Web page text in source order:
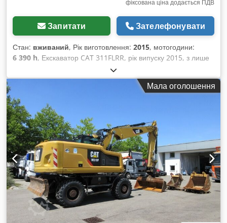
фіксована ціна додається ПДВ
Запитати Зателефонувати
Стан: вживаний, Рік виготовлення: 2015, мотогодини:
6 390 h, Екскаватор CAT 311FLRR, рік випуску 2015, з лише
6390 годинами напрацьованого часу! ---- * Виробник: CAT *
Модель: 311FL RR * Рік випуску: 2015 Dkedpfx Aey
Sdlzjmyor * Напрацьовані години: приблизно 6390 *
Останнє технічне обслуговування: приблизно 5960 годин *
У комплекті: гідравлічний механізм швидкої заміни CW20 *
У комплекті: гідравлічний відвал * Країна походження:
Німеччина * Перший власник * Гумові подушки * Відвал *
Кондиціонер * Камера заднього виду * Зі встановленими
трубопроводами * Гарний стан! * Ходова частина:
приблизно 40-50% * Додаткові фотографії та відео за
запитом (WhatsApp Ерік) * Ціна: 45 900 євро, без ПДВ +
19% ПДВ. ---- З будь-якими запитаннями звертайтеся за
телефоном: Ерік Кортум: WhatsApp ?Уся інформація
надається без гарантій, можливі помилки та продаж третьій
особі.?
Мала оголошення